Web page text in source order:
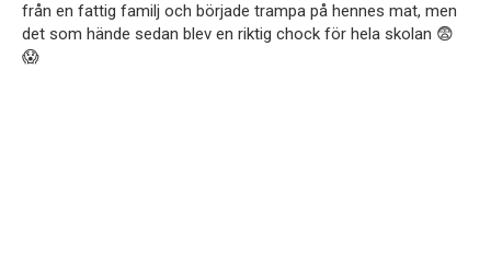
från en fattig familj och började trampa på hennes mat, men
det som hände sedan blev en riktig chock för hela skolan 😨
😱